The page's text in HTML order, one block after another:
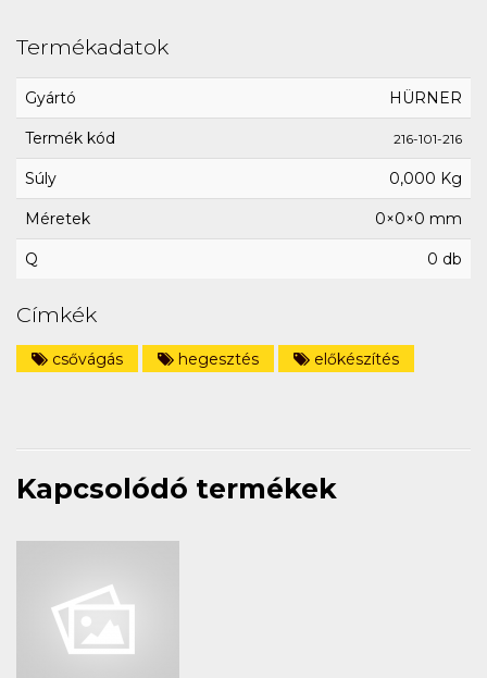
Termékadatok
Gyártó HÜRNER
Termék kód 216-101-216
Súly 0,000 Kg
Méretek 0×0×0 mm
Q 0 db
Címkék
csővágás hegesztés előkészítés
Kapcsolódó termékek